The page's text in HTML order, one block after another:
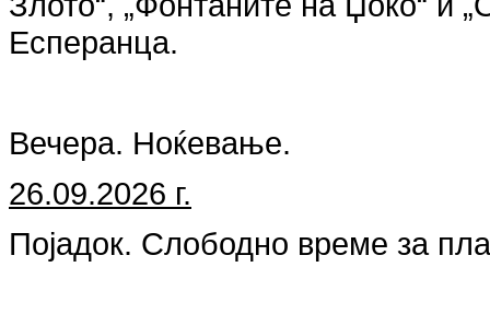
Есперанца.
Вечера. Ноќевање.
26.09.2026 г.
Појадок. Слободно време за